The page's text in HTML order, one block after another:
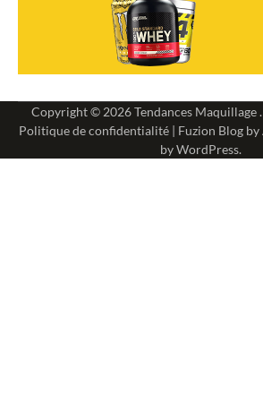
Copyright © 2026Tendances Maquillage.
Politique de confidentialité | Fuzion Blog by
byWordPress.